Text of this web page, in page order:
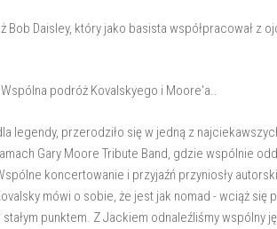
Bob Daisley, który jako basista współpracował z
podróż Kovalskyego i Moore'a..
legendy, przerodziło się w jedną z
Gary Moore Tribute Band, gdzie wspólnie
koncertowanie i przyjaźń przyniosły
mówi o sobie, że jest jak nomad - wciąż
punktem. Z Jackiem odnaleźliśmy wspólny